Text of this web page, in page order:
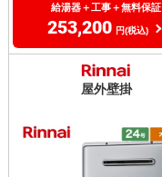
給湯器＋工事＋無料保証
253,200 円(税込)
屋外壁掛